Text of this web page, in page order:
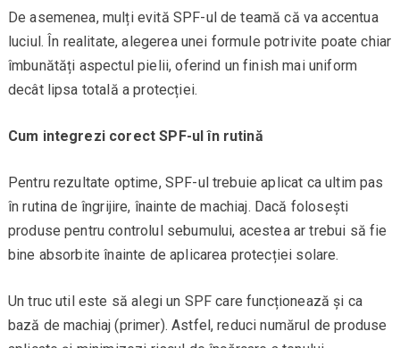
De asemenea, mulți evită SPF-ul de teamă că va accentua
luciul. În realitate, alegerea unei formule potrivite poate chiar
îmbunătăți aspectul pielii, oferind un finish mai uniform
decât lipsa totală a protecției.
Cum integrezi corect SPF-ul în rutină
Pentru rezultate optime, SPF-ul trebuie aplicat ca ultim pas
în rutina de îngrijire, înainte de machiaj. Dacă folosești
produse pentru controlul sebumului, acestea ar trebui să fie
bine absorbite înainte de aplicarea protecției solare.
Un truc util este să alegi un SPF care funcționează și ca
bază de machiaj (primer). Astfel, reduci numărul de produse